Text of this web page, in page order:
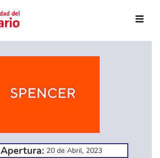
Apertura: 20 de Abril, 2023